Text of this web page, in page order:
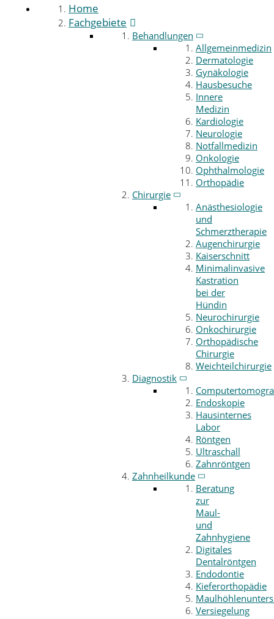
Home
Fachgebiete
Behandlungen
Allgemeinmedizin
Dermatologie
Gynäkologie
Hausbesuche
Innere
Medizin
Kardiologie
Neurologie
Notfallmedizin
Onkologie
Ophthalmologie
Orthopädie
Chirurgie
Anästhesiologie
und
Schmerztherapie
Augenchirurgie
Kaiserschnitt
Minimalinvasive
Kastration
bei der
Hündin
Neurochirurgie
Onkochirurgie
Orthopädische
Chirurgie
Weichteilchirurgie
Diagnostik
Endoskopie
Hausinternes
Labor
Röntgen
Ultraschall
Zahnröntgen
Zahnheilkunde
Beratung
zur
Maul-
und
Zahnhygiene
Digitales
Dentalröntgen
Endodontie
Kieferorthopädie
Versiegelung